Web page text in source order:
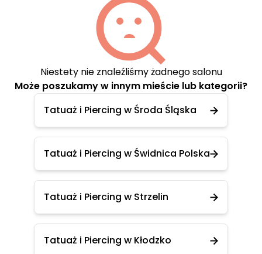
Niestety nie znaleźliśmy żadnego salonu
Może poszukamy w innym mieście lub kategorii?
Tatuaż i Piercing w Środa Śląska
Tatuaż i Piercing w Świdnica Polska
Tatuaż i Piercing w Strzelin
Tatuaż i Piercing w Kłodzko